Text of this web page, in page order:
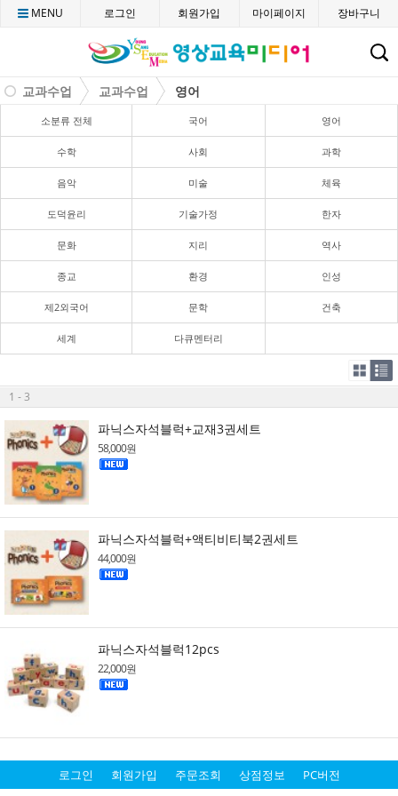
CMENU 로그인 회원가입 마이페이지 장바구니
교과수업 교과수업 영어
소분류 전체 국어 영어
수학 사회 과학
음악 미술 체육
도덕윤리 기술가정 한자
문화 지리 역사
종교 환경 인성
제2외국어 문학 건축
세계 다큐멘터리
1 - 3
파닉스자석블럭+교재3권세트
58,000원
파닉스자석블럭+액티비티북2권세트
44,000원
파닉스자석블럭12pcs
22,000원
로그인 회원가입 주문조회 상점정보 PC버전